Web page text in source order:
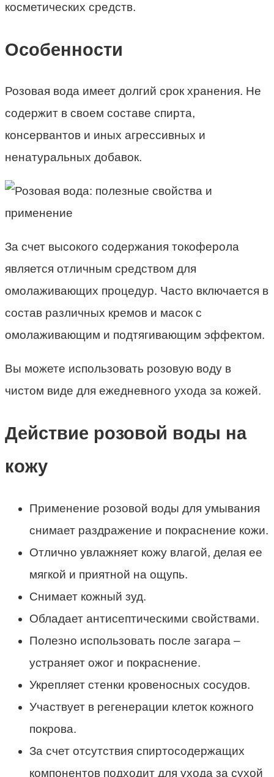
косметических средств.
Особенности
Розовая вода имеет долгий срок хранения. Не
содержит в своем составе спирта,
консервантов и иных агрессивных и
ненатуральных добавок.
За счет высокого содержания токоферола
является отличным средством для
омолаживающих процедур. Часто включается в
состав различных кремов и масок с
омолаживающим и подтягивающим эффектом.
Вы можете использовать розовую воду в
чистом виде для ежедневного ухода за кожей.
Действие розовой воды на
кожу
Применение розовой воды для умывания
снимает раздражение и покраснение кожи.
Отлично увлажняет кожу влагой, делая ее
мягкой и приятной на ощупь.
Снимает кожный зуд.
Обладает антисептическими свойствами.
Полезно использовать после загара –
устраняет ожог и покраснение.
Укрепляет стенки кровеносных сосудов.
Участвует в регенерации клеток кожного
покрова.
За счет отсутствия спиртосодержащих
компонентов подходит для ухода за сухой